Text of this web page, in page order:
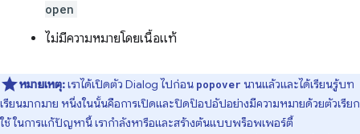
open
ไม่มีความหมายโดยเนื้อแท้
หมายเหตุ:เราได้เปิดตัว Dialog ไปก่อน popover นานแล้วและได้เรียนรู้บท
เรียนมากมาย หนึ่งในนั้นคือการเปิดและปิดป๊อปอัปอย่างมีความหมายด้วยตัวเรียก
ใช้ ในการแก้ปัญหานี้ เรากําลังหารือและสร้างต้นแบบพร็อพเพอร์ตี้